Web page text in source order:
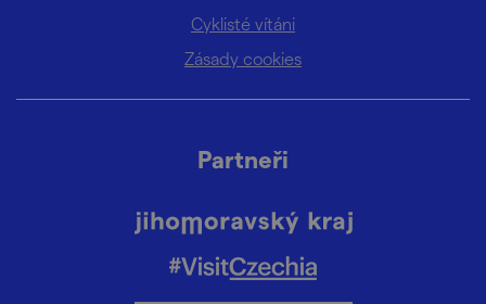
Cyklisté vítáni
Zásady cookies
Partneři